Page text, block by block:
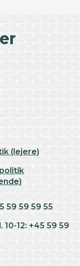
(lejere)
59 59 59 55
12: +45 59 59